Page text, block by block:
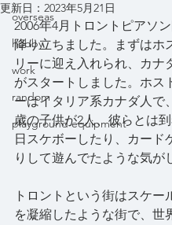
overseas
hobby
work
random
playground equipment
更新日： 2023年5月21日
2006年4月トロントピアソ
降り立ちました。まずはホ
リーに迎え入れられ、カナ
がスタートしました。ホス
ーはイタリア系カナダ人で
歳の子供が2人、彼らとは
日スケボーしたり、カード
りして遊んでたような気が
トロントという街はスケー
を凝縮したような街で、世